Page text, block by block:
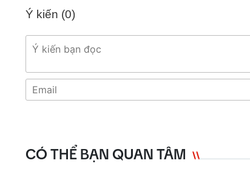
Ý kiến (0)
CÓ THỂ BẠN QUAN TÂM